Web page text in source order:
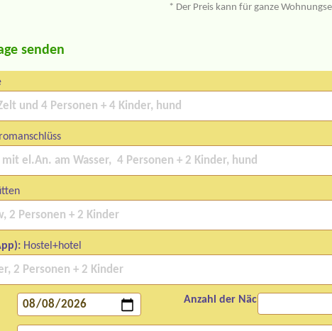
* Der Preis kann für ganze
senden
Hostel+hotel
Anzahl der Nächte: